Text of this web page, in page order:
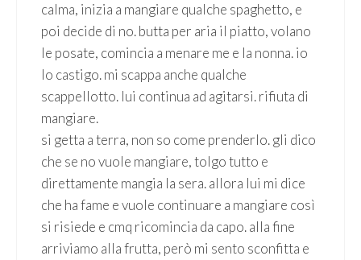
calma, inizia a mangiare qualche spaghetto, e
poi decide di no. butta per aria il piatto, volano
le posate, comincia a menare me e la nonna. io
lo castigo. mi scappa anche qualche
scappellotto. lui continua ad agitarsi. rifiuta di
mangiare.
si getta a terra, non so come prenderlo. gli dico
che se no vuole mangiare, tolgo tutto e
direttamente mangia la sera. allora lui mi dice
che ha fame e vuole continuare a mangiare così
si risiede e cmq ricomincia da capo. alla fine
arriviamo alla frutta, però mi sento sconfitta e